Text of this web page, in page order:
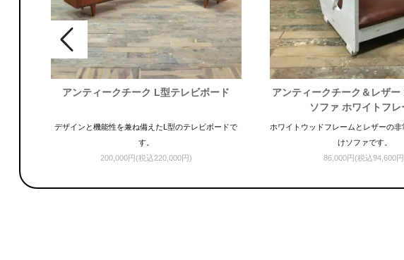
アンティークチーク L型テレビボード
デザインと機能性を兼ね備えたL型のテレビボードで
す。
200,000円(税込220,000円)
アンティークチーク＆レザー
ソファ ホワイトフレ
ホワイトウッドフレームとレザーの
けソファです。
86,000円(税込94,600